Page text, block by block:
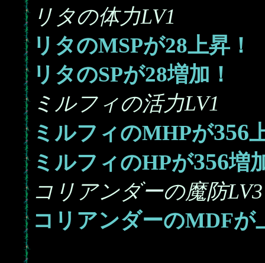
リタの体力LV1
リタのMSPが28上昇！
リタのSPが28増加！
ミルフィの活力LV1
ミルフィのMHPが356
ミルフィのHPが356増
コリアンダーの魔防LV3
コリアンダーのMDFが